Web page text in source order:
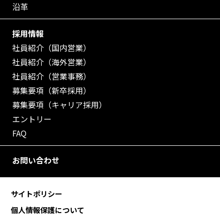
沿革
採用情報
社員紹介（国内営業）
社員紹介（海外営業）
社員紹介（営業事務）
募集要項（新卒採用）
募集要項（キャリア採用）
エントリー
FAQ
お問い合わせ
サイトポリシー
個人情報保護について